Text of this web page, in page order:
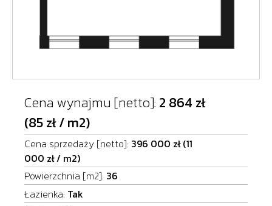
Cena wynajmu [netto]: 2 864 zł
(85 zł / m2)
Cena sprzedaży [netto]: 396 000 zł (11
000 zł / m2)
Powierzchnia [m2]: 36
Łazienka: Tak